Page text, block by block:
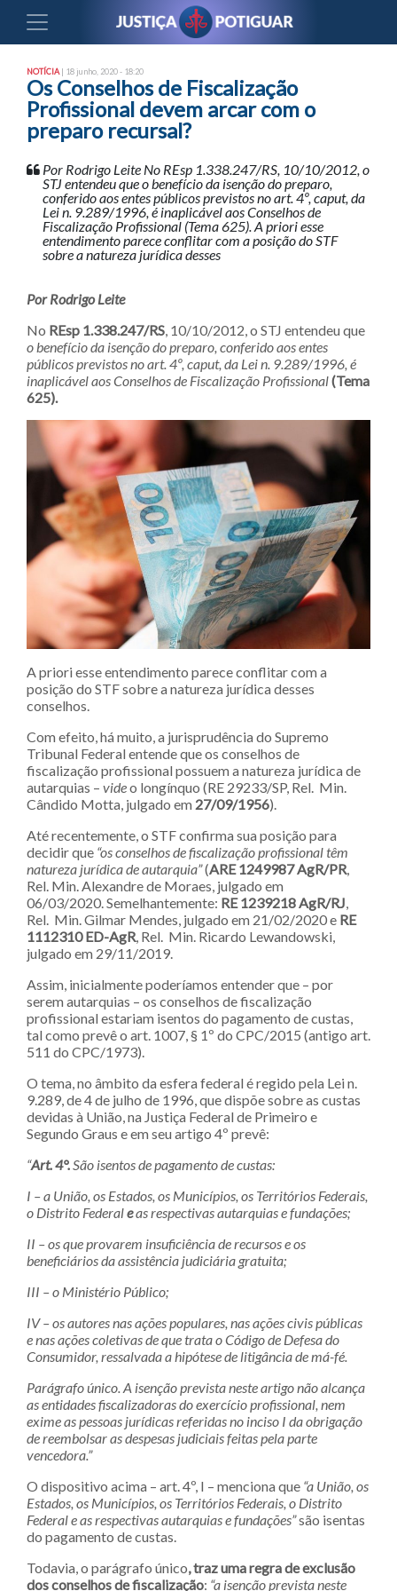
NOTÍCIA | 18 junho, 2020 - 18:20
Os Conselhos de Fiscalização
Profissional devem arcar com o
preparo recursal?
Por Rodrigo Leite No REsp 1.338.247/RS, 10/10/2012, o
STJ entendeu que o benefício da isenção do preparo,
conferido aos entes públicos previstos no art. 4º, caput, da
Lei n. 9.289/1996, é inaplicável aos Conselhos de
Fiscalização Profissional (Tema 625). A priori esse
entendimento parece conflitar com a posição do STF
sobre a natureza jurídica desses
Por Rodrigo Leite
No REsp 1.338.247/RS, 10/10/2012, o STJ entendeu que
o benefício da isenção do preparo, conferido aos entes
públicos previstos no art. 4º, caput, da Lei n. 9.289/1996, é
inaplicável aos Conselhos de Fiscalização Profissional(Tema
625).
A priori esse entendimento parece conflitar com a
posição do STF sobre a natureza jurídica desses
conselhos.
Com efeito, há muito, a jurisprudência do Supremo
Tribunal Federal entende que os conselhos de
fiscalização profissional possuem a natureza jurídica de
autarquias – video longínquo (RE 29233/SP, Rel. Min.
Cândido Motta, julgado em 27/09/1956).
Até recentemente, o STF confirma sua posição para
decidir que “os conselhos de fiscalização profissional têm
natureza jurídica de autarquia”(ARE 1249987 AgR/PR,
Rel. Min. Alexandre de Moraes, julgado em
06/03/2020. Semelhantemente: RE 1239218 AgR/RJ,
Rel. Min. Gilmar Mendes, julgado em 21/02/2020 e RE
1112310 ED-AgR, Rel. Min. Ricardo Lewandowski,
julgado em 29/11/2019.
Assim, inicialmente poderíamos entender que – por
serem autarquias – os conselhos de fiscalização
profissional estariam isentos do pagamento de custas,
tal como prevê o art. 1007, § 1º do CPC/2015 (antigo art.
511 do CPC/1973).
O tema, no âmbito da esfera federal é regido pela Lei n.
9.289, de 4 de julho de 1996, que dispõe sobre as custas
devidas à União, na Justiça Federal de Primeiro e
Segundo Graus e em seu artigo 4º prevê:
“Art. 4°.São isentos de pagamento de custas:
I – a União, os Estados, os Municípios, os Territórios Federais,
o Distrito Federaleas respectivas autarquias e fundações;
II – os que provarem insuficiência de recursos e os
beneficiários da assistência judiciária gratuita;
III – o Ministério Público;
IV – os autores nas ações populares, nas ações civis públicas
e nas ações coletivas de que trata o Código de Defesa do
Consumidor, ressalvada a hipótese de litigância de má-fé.
Parágrafo único. A isenção prevista neste artigo não alcança
as entidades fiscalizadoras do exercício profissional, nem
exime as pessoas jurídicas referidas no inciso I da obrigação
de reembolsar as despesas judiciais feitas pela parte
vencedora.”
O dispositivo acima – art. 4º, I – menciona que “a União, os
Estados, os Municípios, os Territórios Federais, o Distrito
Federal e as respectivas autarquias e fundações”são isentas
do pagamento de custas.
Todavia, o parágrafo único, traz uma regra de exclusão
dos conselhos de fiscalização: “a isenção prevista neste